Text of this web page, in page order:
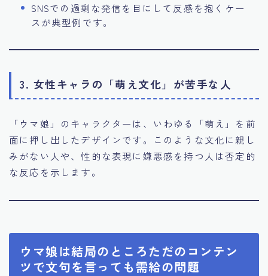
SNSでの過剰な発信を目にして反感を抱くケー
スが典型例です。
3. 女性キャラの「萌え文化」が苦手な人
「ウマ娘」のキャラクターは、いわゆる「萌え」を前
面に押し出したデザインです。このような文化に親し
みがない人や、性的な表現に嫌悪感を持つ人は否定的
な反応を示します。
ウマ娘は結局のところただのコンテン
ツで文句を言っても需給の問題